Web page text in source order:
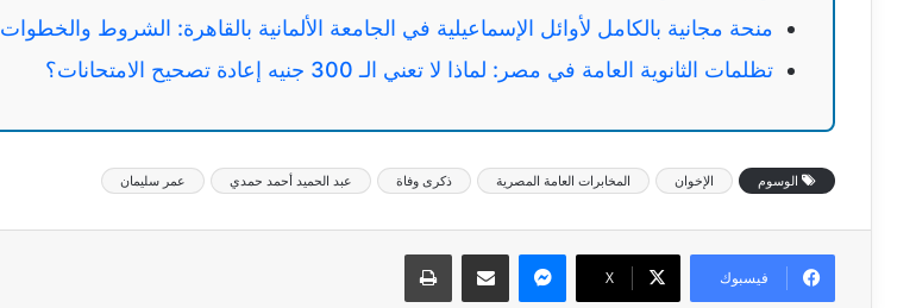
منحة مجانية بالكامل لأوائل الإسماعيلية في الجامعة الألمانية بالقاهرة: الشروط والخطوات
تظلمات الثانوية العامة في مصر: لماذا لا تعني الـ 300 جنيه إعادة تصحيح الامتحانات؟
الوسوم الإخوان المخابرات العامة المصرية ذكرى وفاة عبد الحميد أحمد حمدي عمر سليمان
فيسبوك ‫X
ماسنجر مشاركة عبر البريد طباعة